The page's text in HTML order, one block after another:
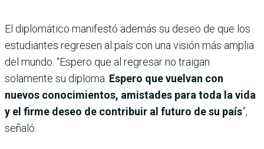
El diplomático manifestó además su deseo de que los
estudiantes regresen al país con una visión más amplia
del mundo. “Espero que al regresar no traigan
solamente su diploma. Espero que vuelvan con
nuevos conocimientos, amistades para toda la vida
y el firme deseo de contribuir al futuro de su país”,
señaló.